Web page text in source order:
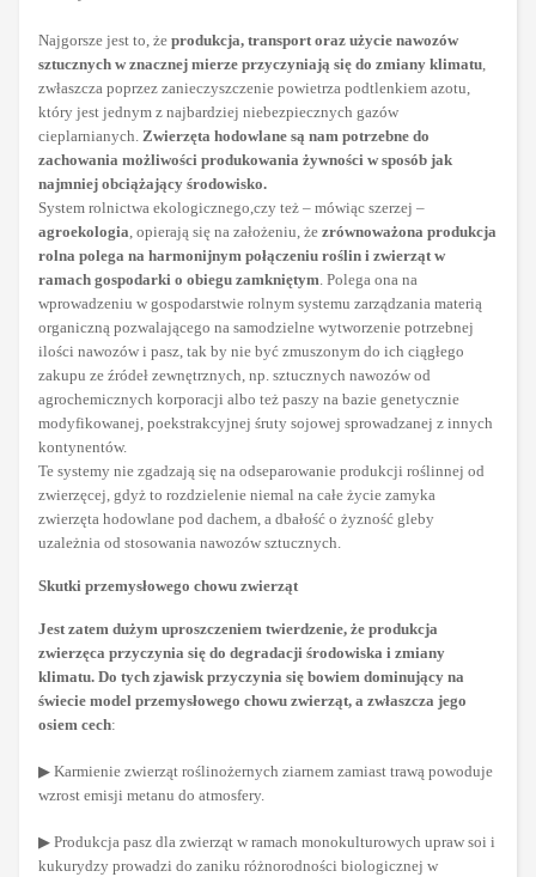
Najgorsze jest to, że produkcja, transport oraz użycie nawozów
sztucznych w znacznej mierze przyczyniają się do zmiany klimatu
zwłaszcza poprzez zanieczyszczenie powietrza podtlenkiem azotu,
który jest jednym z najbardziej niebezpiecznych gazów
cieplarnianych. Zwierzęta hodowlane są nam potrzebne do
zachowania możliwości produkowania żywności w sposób jak
najmniej obciążający środowisko.
System rolnictwa ekologicznego, czy też – mówiąc szerzej –
agroekologia , opierają się na założeniu, że zrównoważona produkcja
rolna polega na harmonijnym połączeniu roślin i zwierząt w
ramach gospodarki o obiegu zamkniętym . Polega ona na
wprowadzeniu w gospodarstwie rolnym systemu zarządzania materią
organiczną pozwalającego na samodzielne wytworzenie potrzebnej
ilości nawozów i pasz, tak by nie być zmuszonym do ich ciągłego
zakupu ze źródeł zewnętrznych, np. sztucznych nawozów od
agrochemicznych korporacji albo też paszy na bazie genetycznie
modyfikowanej, poekstrakcyjnej śruty sojowej sprowadzanej z innych
kontynentów.
Te systemy nie zgadzają się na odseparowanie produkcji roślinnej od
zwierzęcej, gdyż to rozdzielenie niemal na całe życie zamyka
zwierzęta hodowlane pod dachem, a dbałość o żyzność gleby
uzależnia od stosowania nawozów sztucznych.
Skutki przemysłowego chowu zwierząt
Jest zatem dużym uproszczeniem twierdzenie, że produkcja
zwierzęca przyczynia się do degradacji środowiska i zmiany
klimatu. Do tych zjawisk przyczynia się bowiem dominujący na
świecie model przemysłowego chowu zwierząt, a zwłaszcza jego
osiem cech:
▶ Karmienie zwierząt roślinożernych ziarnem zamiast trawą powoduje
wzrost emisji metanu do atmosfery.
▶ Produkcja pasz dla zwierząt w ramach monokulturowych upraw soi i
kukurydzy prowadzi do zaniku różnorodności biologicznej w